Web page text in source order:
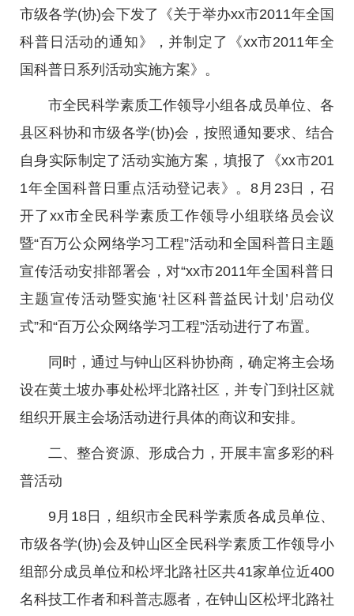
市级各学(协)会下发了《关于举办xx市2011年全国
科普日活动的通知》，并制定了《xx市2011年全
国科普日系列活动实施方案》。
市全民科学素质工作领导小组各成员单位、各
县区科协和市级各学(协)会，按照通知要求、结合
自身实际制定了活动实施方案，填报了《xx市201
1年全国科普日重点活动登记表》。8月23日，召
开了xx市全民科学素质工作领导小组联络员会议
暨“百万公众网络学习工程”活动和全国科普日主题
宣传活动安排部署会，对“xx市2011年全国科普日
主题宣传活动暨实施‘社区科普益民计划’启动仪
式”和“百万公众网络学习工程”活动进行了布置。
同时，通过与钟山区科协协商，确定将主会场
设在黄土坡办事处松坪北路社区，并专门到社区就
组织开展主会场活动进行具体的商议和安排。
二、整合资源、形成合力，开展丰富多彩的科
普活动
9月18日，组织市全民科学素质各成员单位、
市级各学(协)会及钟山区全民科学素质工作领导小
组部分成员单位和松坪北路社区共41家单位近400
名科技工作者和科普志愿者，在钟山区松坪北路社